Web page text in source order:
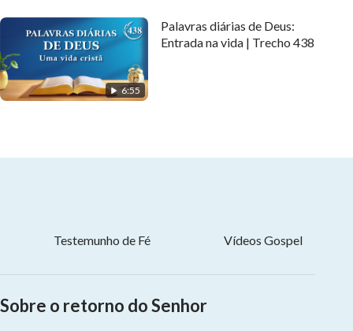
6:55
Palavras diárias de Deus:
Entrada na vida | Trecho 438
Testemunho de Fé Vídeos Gospel
Sobre o retorno do Senhor